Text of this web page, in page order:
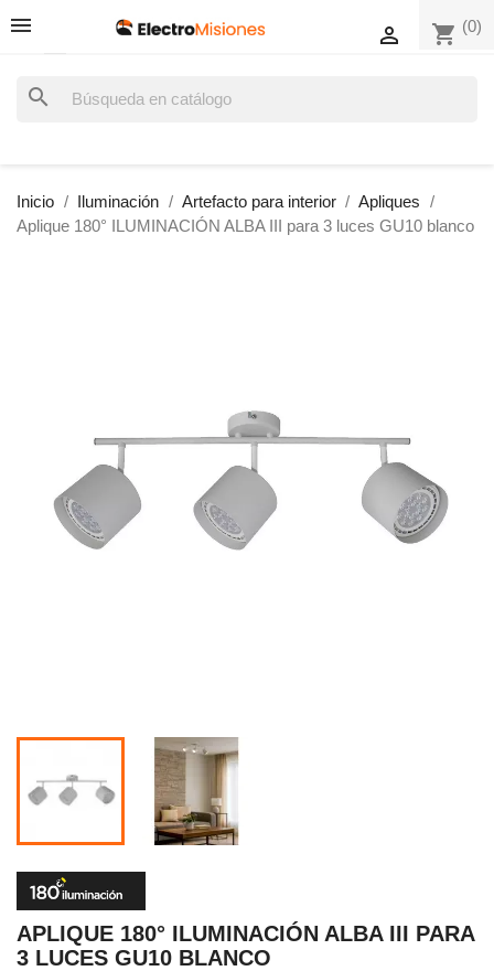
shopping_cart (0)

search
Inicio Iluminación Artefacto para interior
Apliques
Aplique 180° ILUMINACIÓN ALBA III para 3 luces GU10 blanco
APLIQUE 180° ILUMINACIÓN ALBA III PARA
3 LUCES GU10 BLANCO